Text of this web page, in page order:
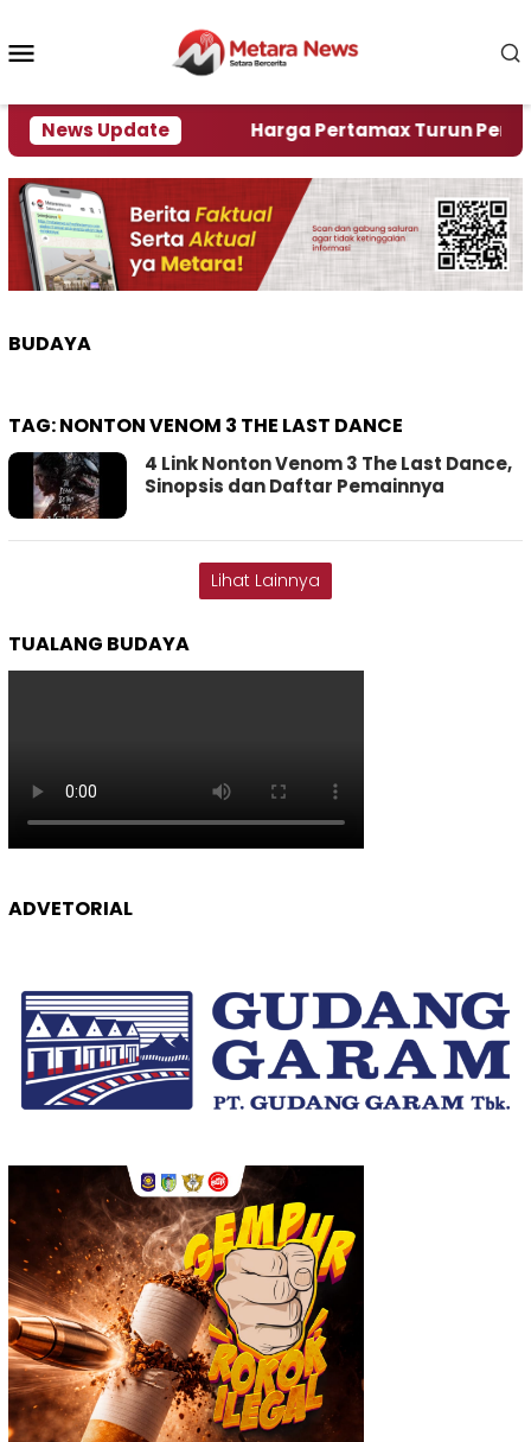
konten
News Update
Krisi Air Harga Pertamax Turun Per Hari
BUDAYA
TAG:NONTON VENOM 3 THE LAST DANCE
4 Link Nonton Venom 3 The Last Dance,
Sinopsis dan Daftar Pemainnya
Lihat Lainnya
TUALANG BUDAYA
ADVETORIAL